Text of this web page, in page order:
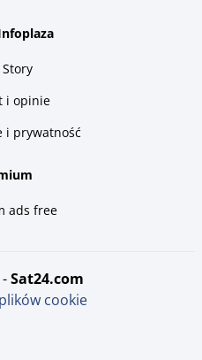
i opinie
i prywatność
ads free
- sat24.com
cookie